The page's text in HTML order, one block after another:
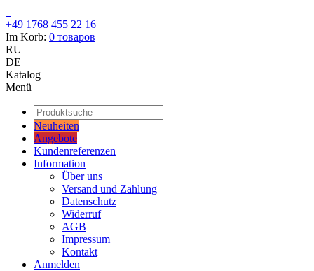
+49 1768 455 22 16
Im Korb: 0 товаров
RU
DE
Katalog
Menü
Neuheiten
Angebote
Kundenreferenzen
Information
Über uns
Versand und Zahlung
Datenschutz
Widerruf
AGB
Impressum
Kontakt
Anmelden